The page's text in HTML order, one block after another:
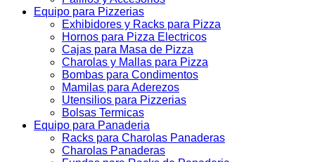
Equipo para Pizzerias
Exhibidores y Racks para Pizza
Hornos para Pizza Electricos
Cajas para Masa de Pizza
Charolas y Mallas para Pizza
Bombas para Condimentos
Mamilas para Aderezos
Utensilios para Pizzerias
Bolsas Termicas
Equipo para Panaderia
Racks para Charolas Panaderas
Charolas Panaderas